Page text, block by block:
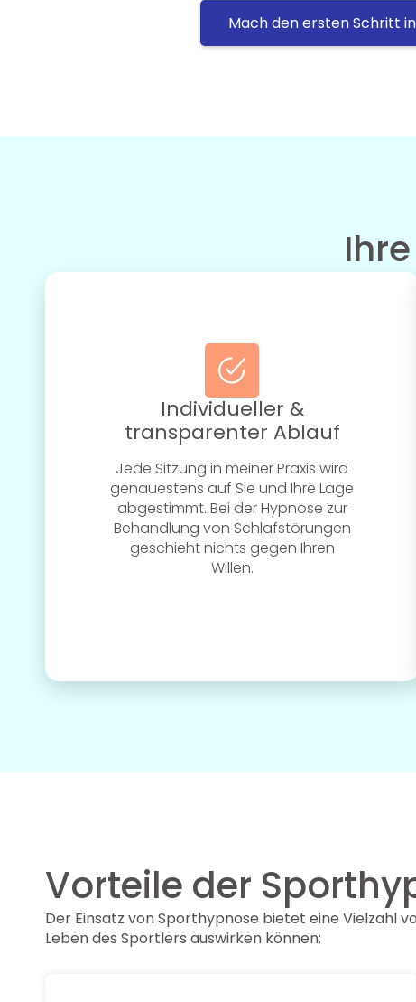
Mach den ersten Schritt
Individueller &
transparenter Ablauf
Jede Sitzung in meiner Praxis wird
genauestens auf Sie und Ihre Lage
abgestimmt. Bei der Hypnose zur
Behandlung von Schlafstörungen
geschieht nichts gegen Ihren
Willen.
Vorteile der
Der Einsatz von Sporthypnose bietet eine Vielzahl
Leben des Sportlers auswirken können: